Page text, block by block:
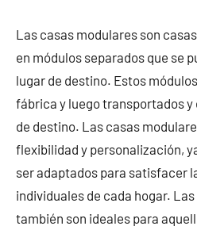
Las casas modulares son
en módulos separados que se
lugar de destino. Estos
fábrica y luego transportados y
de destino. Las casas
flexibilidad y personalización,
ser adaptados para satisfacer
individuales de cada hogar.
también son ideales para